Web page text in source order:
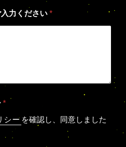
力ください *
*
シー を確認し、同意しました